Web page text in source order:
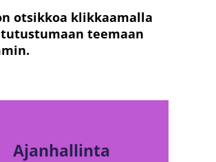
otsikkoa klikkaamalla
teemaan
Ajanhallinta